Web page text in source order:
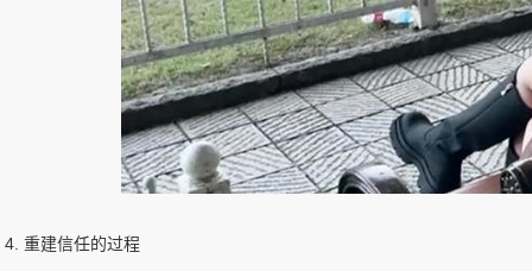
4. 重建信任的过程